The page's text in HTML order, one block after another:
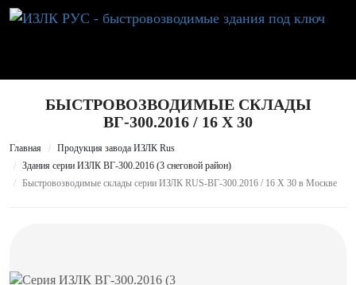
БЫСТРОВОЗВОДИМЫЕ СКЛАДЫ
ВГ-300.2016 / 16 X 30
Главная
Продукция завода ИЗЛК Rus
Здания серии ИЗЛК ВГ-300.2016 (3 снеговой район)
Быстровозводимые склады серии ИЗЛК RUS-ВГ-300.2016 / 16 X 30 в Москве